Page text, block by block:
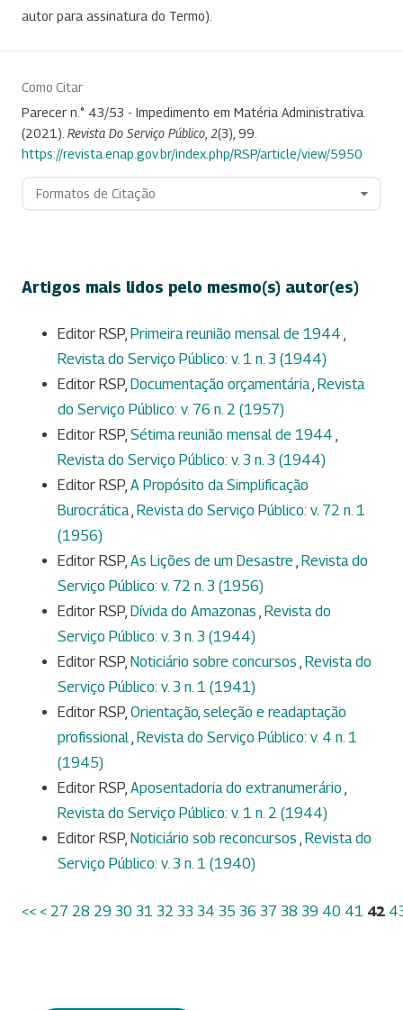
autor para assinatura do Termo).
Como Citar
Parecer n.° 43/53 - Impedimento em Matéria Administrativa.
(2021). Revista Do Serviço Público 2(3), 99.
https://revista.enap.gov.br/index.php/RSP/article/view/5950
Formatos de Citação
Artigos mais lidos pelo mesmo(s) autor(es)
Editor RSP, Primeira reunião mensal de 1944 ,
Revista do Serviço Público: v. 1 n. 3 (1944)
Editor RSP, Documentação orçamentária, Revista
do Serviço Público: v. 76 n. 2 (1957)
Editor RSP, Sétima reunião mensal de 1944 ,
Revista do Serviço Público: v. 3 n. 3 (1944)
Editor RSP, A Propósito da Simplificação
Burocrática, Revista do Serviço Público: v. 72 n. 1
(1956)
Editor RSP, As Lições de um Desastre , Revista do
Serviço Público: v. 72 n. 3 (1956)
Editor RSP, Dívida do Amazonas , Revista do
Serviço Público: v. 3 n. 3 (1944)
Editor RSP, Noticiário sobre concursos , Revista do
Serviço Público: v. 3 n. 1 (1941)
Editor RSP, Orientação, seleção e readaptação
profissional, Revista do Serviço Público: v. 4 n. 1
(1945)
Editor RSP, Aposentadoria do extranumerário ,
Revista do Serviço Público: v. 1 n. 2 (1944)
Editor RSP, Noticiário sob reconcursos , Revista do
Serviço Público: v. 3 n. 1 (1940)
<< < 27 28 29 30 31 32 33 34 35 36 37 38 39 40 41 42